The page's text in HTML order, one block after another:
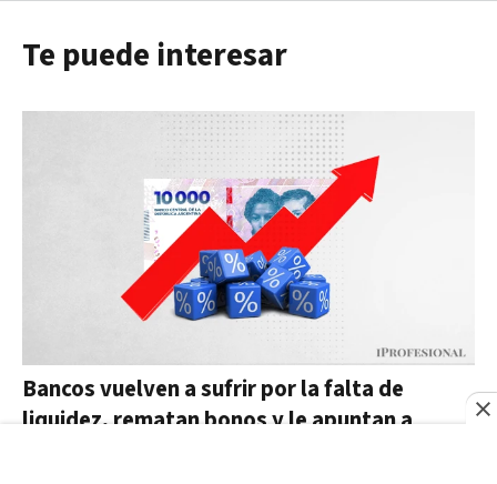
Te puede interesar
Bancos vuelven a sufrir por la falta de
liquidez, rematan bonos y le apuntan a